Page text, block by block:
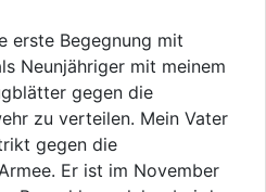
erste Begegnung mit
Neunjähriger mit meinem
gegen die
zu verteilen. Mein Vater
gegen die
Er ist im November